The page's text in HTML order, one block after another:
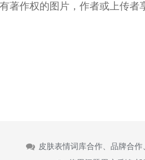
著作权的图片，作者或上传者
皮肤表情词库合作、品牌合